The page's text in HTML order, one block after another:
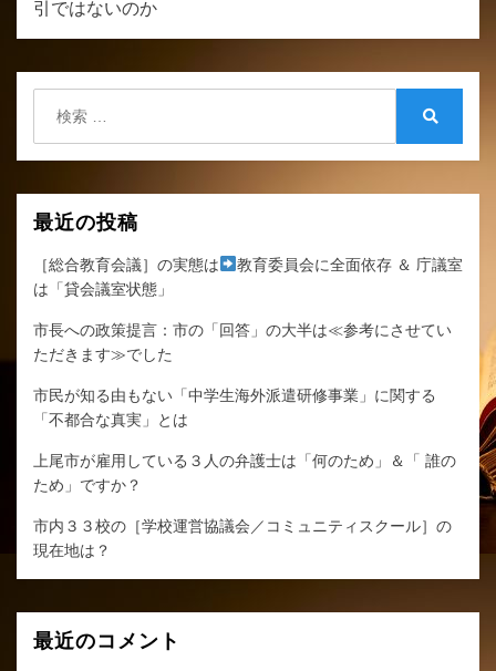
ー
ョ
ン
引ではないのか
最近の投稿
［総合教育会議］の実態は
教育委員会に全面依存 ＆ 庁議室
は「貸会議室状態」
市長への政策提言：市の「回答」の大半は≪参考にさせてい
ただきます≫でした
市民が知る由もない「中学生海外派遣研修事業」に関する
「不都合な真実」とは
上尾市が雇用している３人の弁護士は「何のため」＆「 誰の
ため」ですか？
市内３３校の［学校運営協議会／コミュニティスクール］の
現在地は？
最近のコメント